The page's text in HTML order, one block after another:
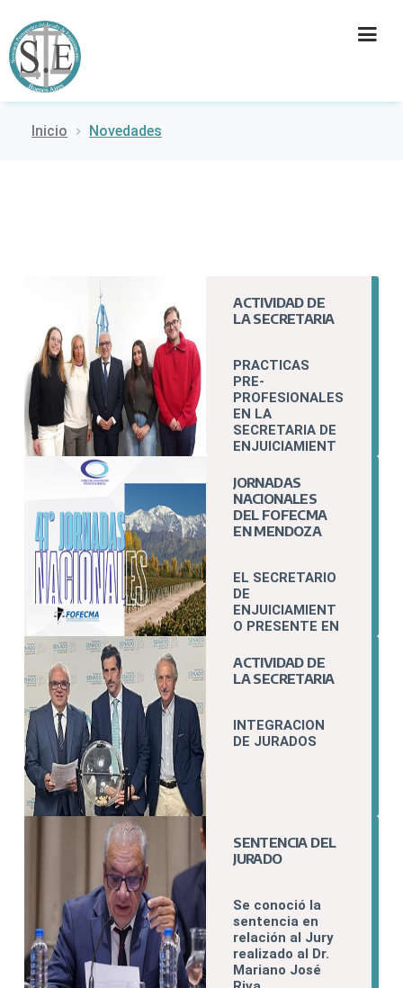
INSTITUCIÓN
CONTACTO
Inicio Novedades
ACTIVIDAD DE
LA SECRETARIA
PRACTICAS
PRE-
PROFESIONALES
EN LA
SECRETARIA DE
ENJUICIAMIENT
JORNADAS
NACIONALES
DEL FOFECMA
EN MENDOZA
EL SECRETARIO
DE
ENJUICIAMIENT
O PRESENTE EN
NACIONALES E
INTERNACIONAL
ACTIVIDAD DE
LA SECRETARIA
INTEGRACION
DE JURADOS
SENTENCIA DEL
JURADO
Se conoció la
sentencia en
relación al Jury
realizado al Dr.
Mariano José